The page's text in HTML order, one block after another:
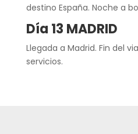
destino España. Noche a
Día 13 MADRID
Llegada a Madrid. Fin del
servicios.